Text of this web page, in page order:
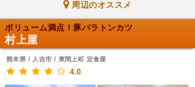
周辺のオススメ
ボリューム満点！豚バラトンカツ
村上屋
熊本県 / 人吉市 / 東間上町 定食屋
4.0